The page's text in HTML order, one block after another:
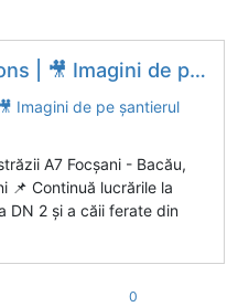
pe șantierul Autostrăzii A7...
A7 Focșani - Bacău,
📌 Continuă lucrările la
DN 2 și a căii ferate din
0